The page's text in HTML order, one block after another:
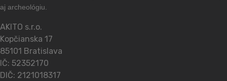
aj archeológiu.
AKITO s.r.o.
Kopčianska 17
85101 Bratislava
IČ: 52352170
DIČ: 2121018317